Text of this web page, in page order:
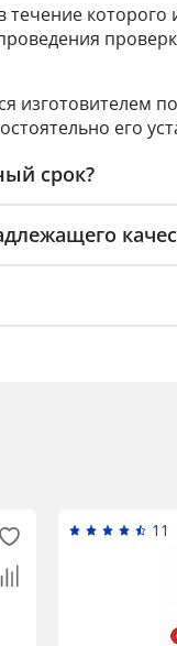
течение которого
изготовителем
его
срок?
11